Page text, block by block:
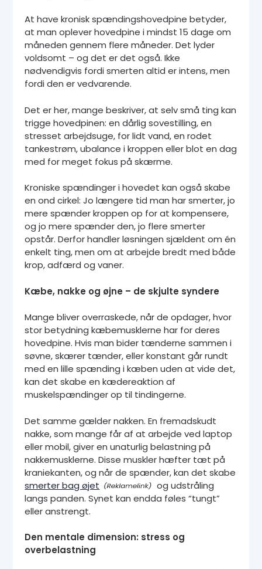
At have kronisk spændingshovedpine betyder,
at man oplever hovedpine i mindst 15 dage om
måneden gennem flere måneder. Det lyder
voldsomt – og det er det også. Ikke
nødvendigvis fordi smerten altid er intens, men
fordi den er vedvarende.
Det er her, mange beskriver, at selv små ting kan
trigge hovedpinen: en dårlig sovestilling, en
stresset arbejdsuge, for lidt vand, en rodet
tankestrøm, ubalance i kroppen eller blot en dag
med for meget fokus på skærme.
Kroniske spændinger i hovedet kan også skabe
en ond cirkel: Jo længere tid man har smerter, jo
mere spænder kroppen op for at kompensere,
og jo mere spænder den, jo flere smerter
opstår. Derfor handler løsningen sjældent om én
enkelt ting, men om at arbejde bredt med både
krop, adfærd og vaner.
Kæbe, nakke og øjne – de skjulte syndere
Mange bliver overraskede, når de opdager, hvor
stor betydning kæbemusklerne har for deres
hovedpine. Hvis man bider tænderne sammen i
søvne, skærer tænder, eller konstant går rundt
med en lille spænding i kæben uden at vide det,
kan det skabe en kædereaktion af
muskelspændinger op til tindingerne.
Det samme gælder nakken. En fremadskudt
nakke, som mange får af at arbejde ved laptop
eller mobil, giver en unaturlig belastning på
nakkemusklerne. Disse muskler hæfter tæt på
kraniekanten, og når de spænder, kan det skabe
smerter bag øjet
og udstråling
langs panden. Synet kan endda føles “tungt”
eller anstrengt.
Den mentale dimension: stress og
overbelastning